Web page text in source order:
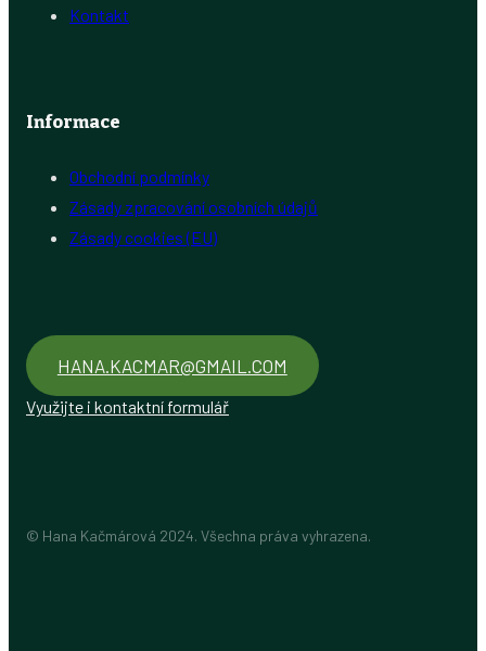
Kontakt
Informace
Obchodní podmínky
Zásady zpracování osobních údajů
Zásady cookies (EU)
HANA.KACMAR@GMAIL.COM
Využijte i kontaktní formulář
© Hana Kačmárová 2024. Všechna práva vyhrazena.